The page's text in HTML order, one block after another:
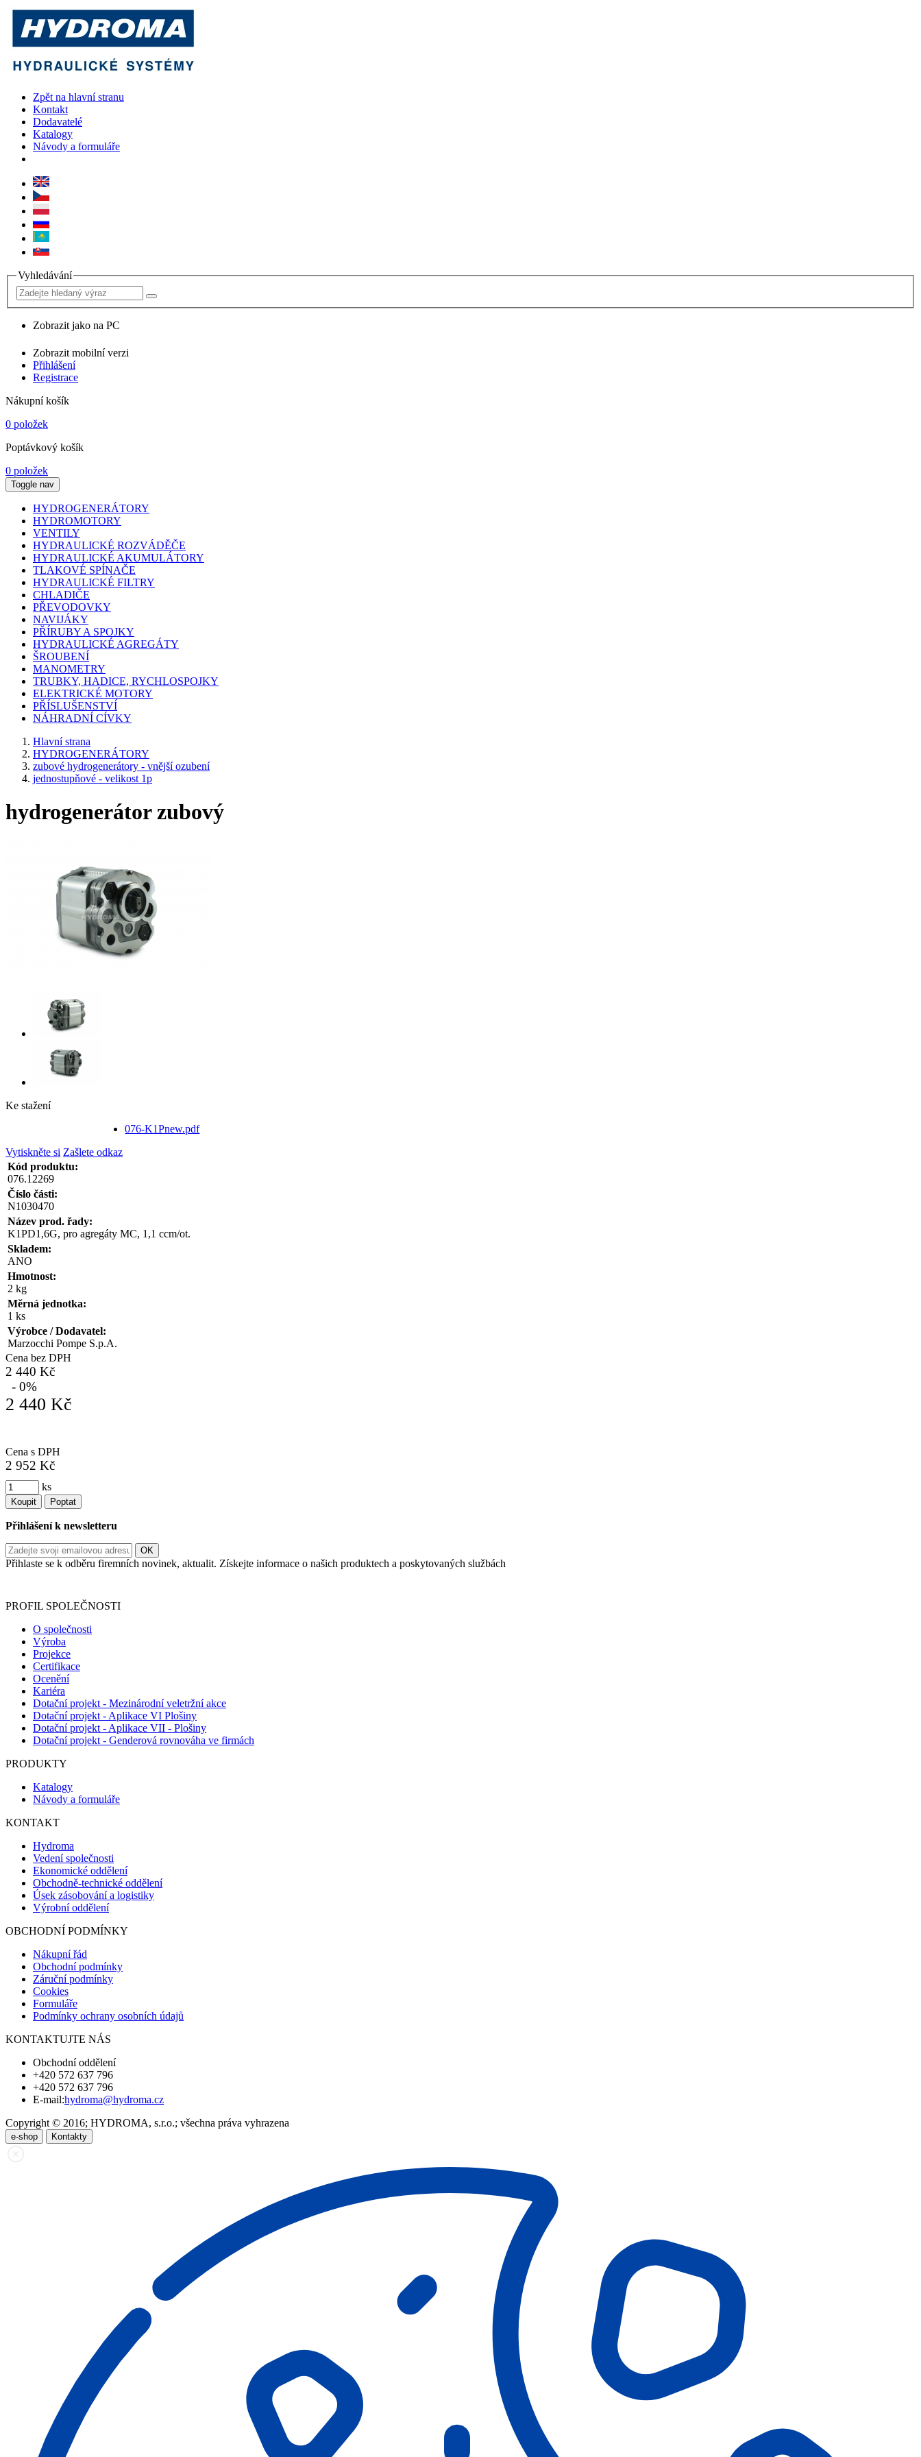
Zpět na hlavní stranu
Kontakt
Dodavatelé
Katalogy
Návody a formuláře
Vyhledávání
Zobrazit jako na PC
Zobrazit mobilní verzi
Přihlášení
Registrace
Nákupní košík
0 položek
Poptávkový košík
0 položek
Toggle nav
HYDROGENERÁTORY
HYDROMOTORY
VENTILY
HYDRAULICKÉ ROZVÁDĚČE
HYDRAULICKÉ AKUMULÁTORY
TLAKOVÉ SPÍNAČE
HYDRAULICKÉ FILTRY
CHLADIČE
PŘEVODOVKY
NAVIJÁKY
PŘÍRUBY A SPOJKY
HYDRAULICKÉ AGREGÁTY
ŠROUBENÍ
MANOMETRY
TRUBKY, HADICE, RYCHLOSPOJKY
ELEKTRICKÉ MOTORY
PŘÍSLUŠENSTVÍ
NÁHRADNÍ CÍVKY
Hlavní strana
HYDROGENERÁTORY
zubové hydrogenerátory - vnější ozubení
jednostupňové - velikost 1p
hydrogenerátor zubový
Ke stažení
076-K1Pnew.pdf
Vytiskněte si Zašlete odkaz
Kód produktu:
076.12269
Číslo části:
N1030470
Název prod. řady:
K1PD1,6G, pro agregáty MC, 1,1 ccm/ot.
Skladem:
ANO
Hmotnost:
2 kg
Měrná jednotka:
1 ks
Výrobce / Dodavatel:
Marzocchi Pompe S.p.A.
Cena bez DPH
2 440 Kč
- 0%
2 440 Kč
Cena s DPH
2 952 Kč
ks
Koupit Poptat
Přihlášení k newsletteru
Přihlaste se k odběru firemních novinek, aktualit. Získejte informace o našich produktech a poskytovaných službách
PROFIL SPOLEČNOSTI
O společnosti
Výroba
Projekce
Certifikace
Ocenění
Kariéra
Dotační projekt - Mezinárodní veletržní akce
Dotační projekt - Aplikace VI Plošiny
Dotační projekt - Aplikace VII - Plošiny
Dotační projekt - Genderová rovnováha ve firmách
PRODUKTY
Katalogy
Návody a formuláře
KONTAKT
Hydroma
Vedení společnosti
Ekonomické oddělení
Obchodně-technické oddělení
Úsek zásobování a logistiky
Výrobní oddělení
OBCHODNÍ PODMÍNKY
Nákupní řád
Obchodní podmínky
Záruční podmínky
Cookies
Formuláře
Podmínky ochrany osobních údajů
KONTAKTUJTE NÁS
Obchodní oddělení
+420 572 637 796
+420 572 637 796
E-mail:hydroma@hydroma.cz
Copyright © 2016; HYDROMA, s.r.o.; všechna práva vyhrazena
e-shop Kontakty